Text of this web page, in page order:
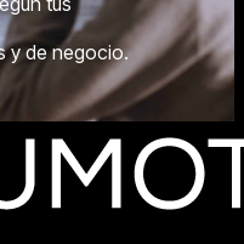
y de negocio.